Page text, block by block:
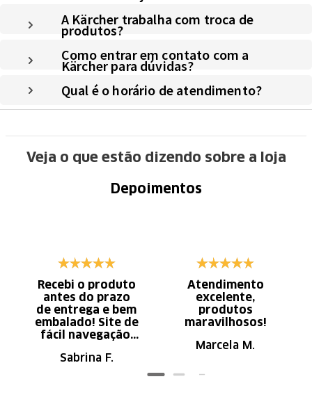
A Kärcher trabalha com troca de
produtos?
Como entrar em contato com a
Kärcher para dúvidas?
Qual é o horário de atendimento?
Veja o que estão dizendo sobre a loja
Depoimentos
Recebi o produto
antes do prazo
de entrega e bem
embalado! Site de
fácil navegação.
Sabrina F.
Atendimento
excelente,
produtos
maravilhosos!
Marcela M.